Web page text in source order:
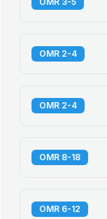
2-4 OMR
2-4 OMR
8-18 OMR
6-12 OMR